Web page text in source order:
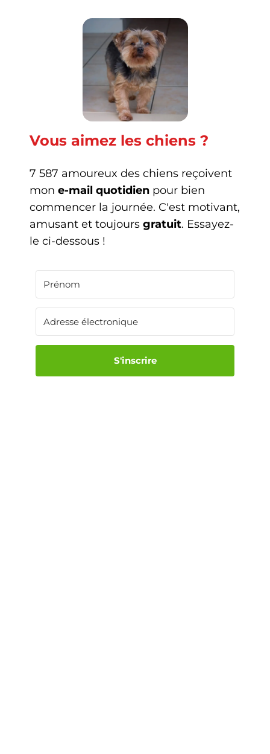
Vous aimez les chiens ?
7 587 amoureux des chiens reçoivent
mon e-mail quotidien pour bien
commencer la journée. C'est motivant,
amusant et toujours gratuit. Essayez-
le ci-dessous !
S'inscrire